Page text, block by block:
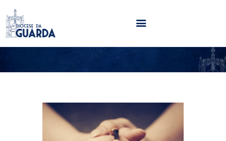
HOME
PARÓQUIAS
NOTÍCIAS